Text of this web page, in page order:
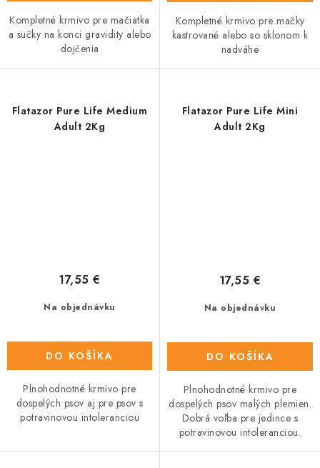
Kompletné krmivo pre mačiatka
a sučky na konci gravidity alebo
dojčenia
Kompletné krmivo pre mačky
kastrované alebo so sklonom k
nadváhe
Flatazor Pure Life Medium
Adult 2Kg
Na objednávku
17,55 €
DO KOŠÍKA
Plnohodnotné krmivo pre
dospelých psov aj pre psov s
potravinovou intoleranciou
Flatazor Pure Life Mini
Adult 2Kg
Na objednávku
17,55 €
DO KOŠÍKA
Plnohodnotné krmivo pre
dospelých psov malých plemien.
Dobrá voľba pre jedince s
potravinovou intoleranciou.